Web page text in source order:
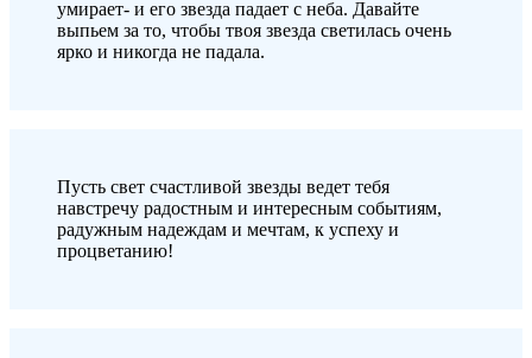
умирает- и его звезда падает с неба. Давайте
выпьем за то, чтобы твоя звезда светилась очень
ярко и никогда не падала.
Пусть свет счастливой звезды ведет тебя
навстречу радостным и интересным событиям,
радужным надеждам и мечтам, к успеху и
процветанию!